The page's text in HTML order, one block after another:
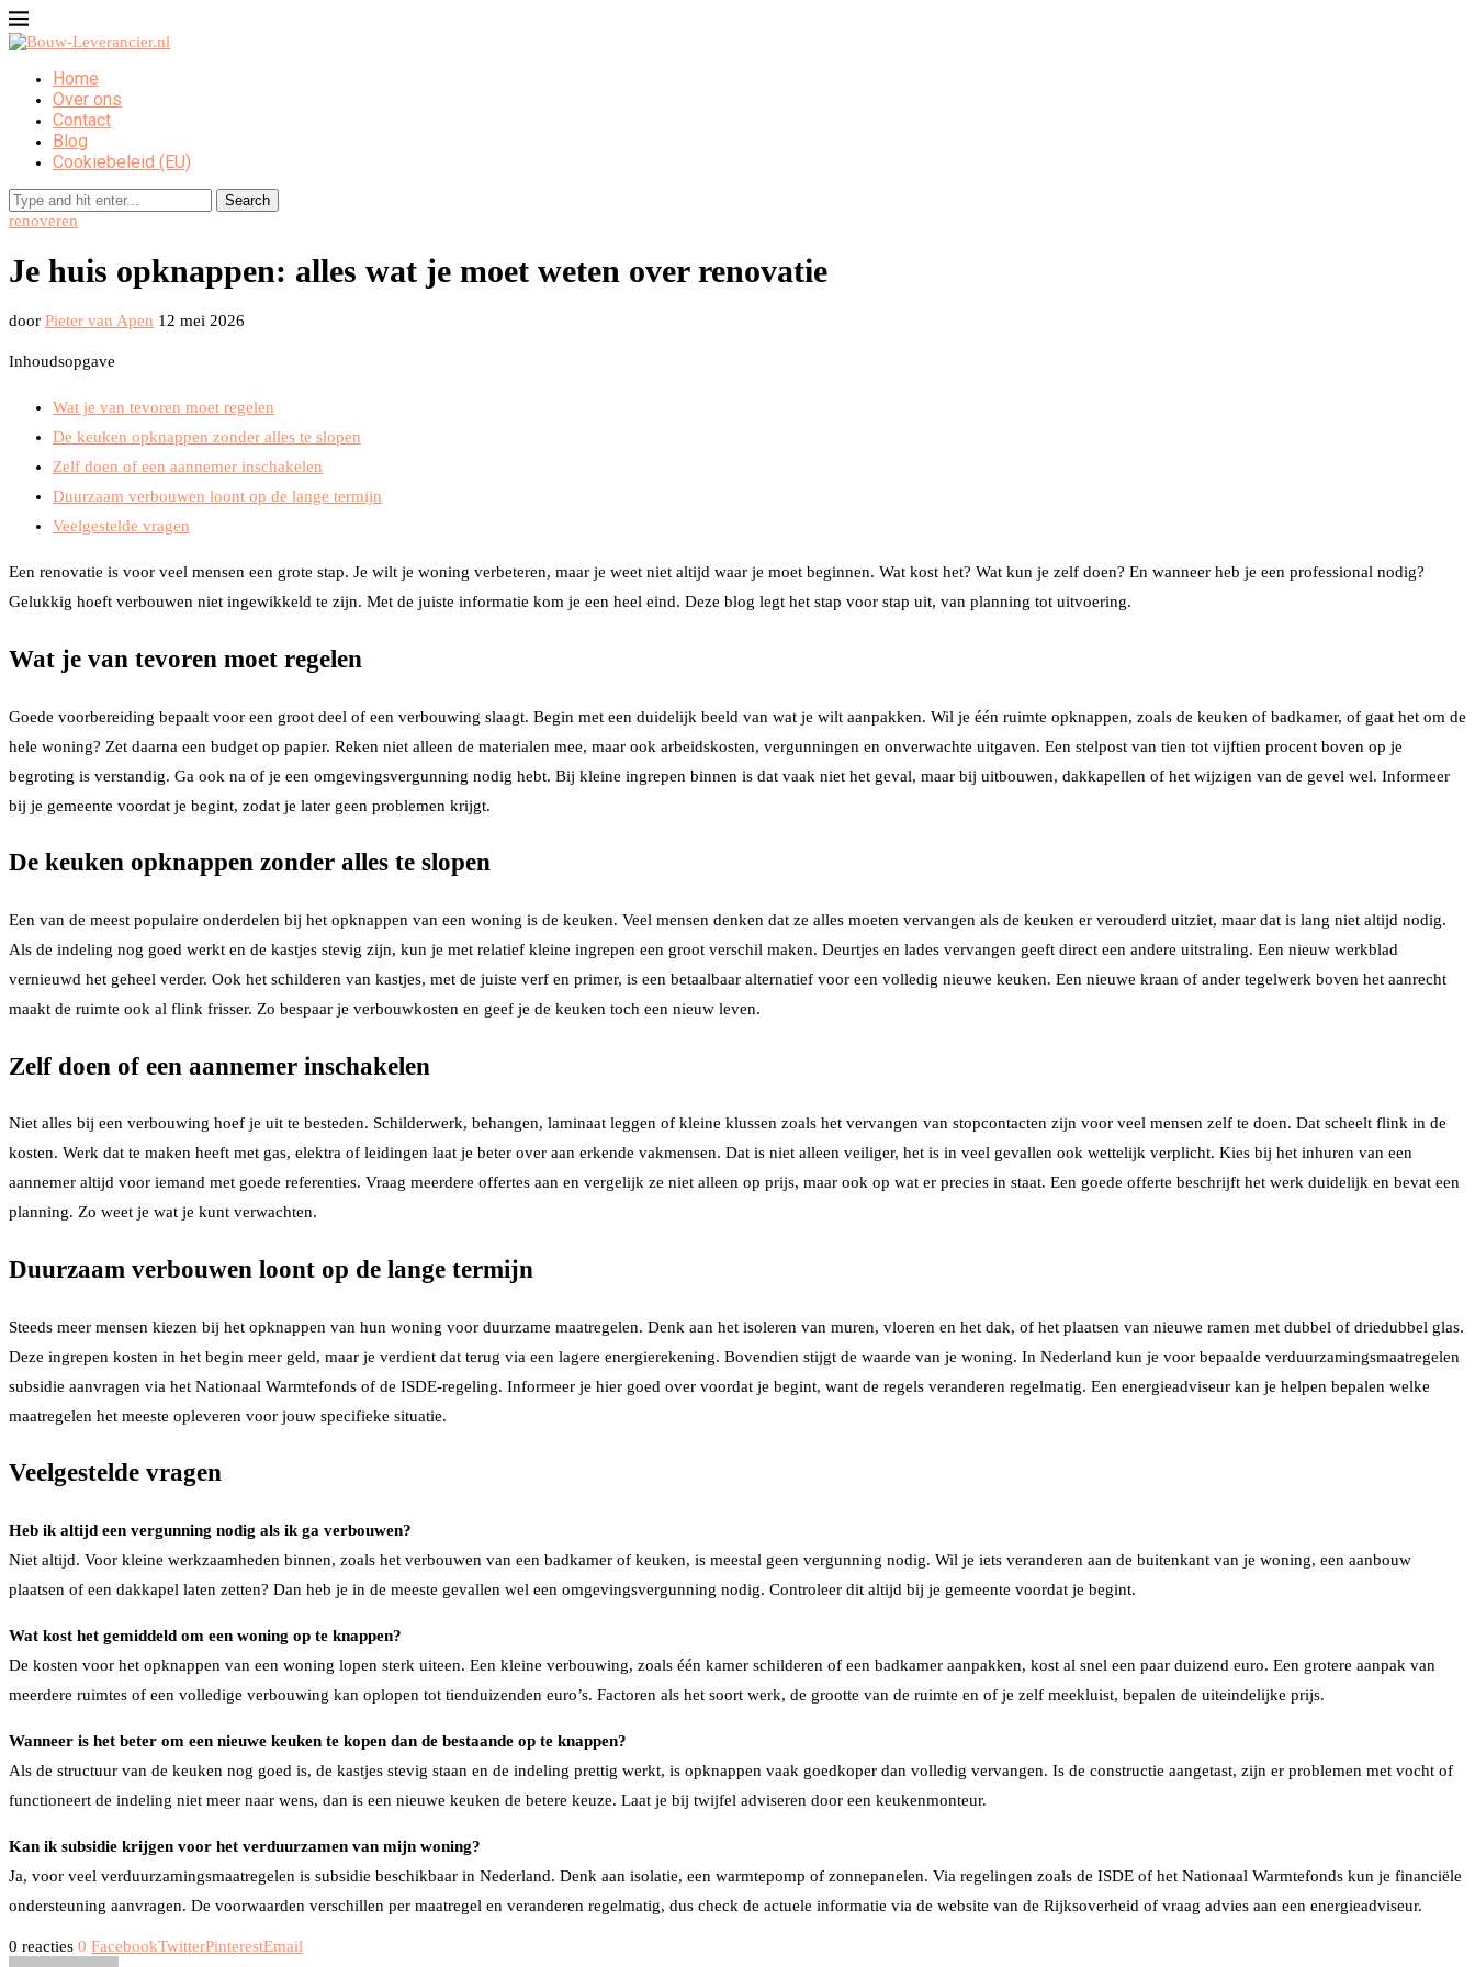
Home
Over ons
Contact
Blog
Cookiebeleid (EU)
Search
renoveren
Je huis opknappen: alles wat je moet weten over renovatie
door Pieter van Apen 12 mei 2026
Inhoudsopgave
Wat je van tevoren moet regelen
De keuken opknappen zonder alles te slopen
Zelf doen of een aannemer inschakelen
Duurzaam verbouwen loont op de lange termijn
Veelgestelde vragen
Een renovatie is voor veel mensen een grote stap. Je wilt je woning verbeteren, maar je weet niet altijd waar je moet beginnen. Wat kost het? Wat kun je zelf doen? En wanneer heb je een professional nodig?
Gelukkig hoeft verbouwen niet ingewikkeld te zijn. Met de juiste informatie kom je een heel eind. Deze blog legt het stap voor stap uit, van planning tot uitvoering.
Wat je van tevoren moet regelen
Goede voorbereiding bepaalt voor een groot deel of een verbouwing slaagt. Begin met een duidelijk beeld van wat je wilt aanpakken. Wil je één ruimte opknappen, zoals de keuken of badkamer, of gaat het om de
hele woning? Zet daarna een budget op papier. Reken niet alleen de materialen mee, maar ook arbeidskosten, vergunningen en onverwachte uitgaven. Een stelpost van tien tot vijftien procent boven op je
begroting is verstandig. Ga ook na of je een omgevingsvergunning nodig hebt. Bij kleine ingrepen binnen is dat vaak niet het geval, maar bij uitbouwen, dakkapellen of het wijzigen van de gevel wel. Informeer
bij je gemeente voordat je begint, zodat je later geen problemen krijgt.
De keuken opknappen zonder alles te slopen
Een van de meest populaire onderdelen bij het opknappen van een woning is de keuken. Veel mensen denken dat ze alles moeten vervangen als de keuken er verouderd uitziet, maar dat is lang niet altijd nodig.
Als de indeling nog goed werkt en de kastjes stevig zijn, kun je met relatief kleine ingrepen een groot verschil maken. Deurtjes en lades vervangen geeft direct een andere uitstraling. Een nieuw werkblad
vernieuwd het geheel verder. Ook het schilderen van kastjes, met de juiste verf en primer, is een betaalbaar alternatief voor een volledig nieuwe keuken. Een nieuwe kraan of ander tegelwerk boven het aanrecht
maakt de ruimte ook al flink frisser. Zo bespaar je verbouwkosten en geef je de keuken toch een nieuw leven.
Zelf doen of een aannemer inschakelen
Niet alles bij een verbouwing hoef je uit te besteden. Schilderwerk, behangen, laminaat leggen of kleine klussen zoals het vervangen van stopcontacten zijn voor veel mensen zelf te doen. Dat scheelt flink in de
kosten. Werk dat te maken heeft met gas, elektra of leidingen laat je beter over aan erkende vakmensen. Dat is niet alleen veiliger, het is in veel gevallen ook wettelijk verplicht. Kies bij het inhuren van een
aannemer altijd voor iemand met goede referenties. Vraag meerdere offertes aan en vergelijk ze niet alleen op prijs, maar ook op wat er precies in staat. Een goede offerte beschrijft het werk duidelijk en bevat een
planning. Zo weet je wat je kunt verwachten.
Duurzaam verbouwen loont op de lange termijn
Steeds meer mensen kiezen bij het opknappen van hun woning voor duurzame maatregelen. Denk aan het isoleren van muren, vloeren en het dak, of het plaatsen van nieuwe ramen met dubbel of driedubbel glas.
Deze ingrepen kosten in het begin meer geld, maar je verdient dat terug via een lagere energierekening. Bovendien stijgt de waarde van je woning. In Nederland kun je voor bepaalde verduurzamingsmaatregelen
subsidie aanvragen via het Nationaal Warmtefonds of de ISDE-regeling. Informeer je hier goed over voordat je begint, want de regels veranderen regelmatig. Een energieadviseur kan je helpen bepalen welke
maatregelen het meeste opleveren voor jouw specifieke situatie.
Veelgestelde vragen
Heb ik altijd een vergunning nodig als ik ga verbouwen?
Niet altijd. Voor kleine werkzaamheden binnen, zoals het verbouwen van een badkamer of keuken, is meestal geen vergunning nodig. Wil je iets veranderen aan de buitenkant van je woning, een aanbouw
plaatsen of een dakkapel laten zetten? Dan heb je in de meeste gevallen wel een omgevingsvergunning nodig. Controleer dit altijd bij je gemeente voordat je begint.
Wat kost het gemiddeld om een woning op te knappen?
De kosten voor het opknappen van een woning lopen sterk uiteen. Een kleine verbouwing, zoals één kamer schilderen of een badkamer aanpakken, kost al snel een paar duizend euro. Een grotere aanpak van
meerdere ruimtes of een volledige verbouwing kan oplopen tot tienduizenden euro’s. Factoren als het soort werk, de grootte van de ruimte en of je zelf meekluist, bepalen de uiteindelijke prijs.
Wanneer is het beter om een nieuwe keuken te kopen dan de bestaande op te knappen?
Als de structuur van de keuken nog goed is, de kastjes stevig staan en de indeling prettig werkt, is opknappen vaak goedkoper dan volledig vervangen. Is de constructie aangetast, zijn er problemen met vocht of
functioneert de indeling niet meer naar wens, dan is een nieuwe keuken de betere keuze. Laat je bij twijfel adviseren door een keukenmonteur.
Kan ik subsidie krijgen voor het verduurzamen van mijn woning?
Ja, voor veel verduurzamingsmaatregelen is subsidie beschikbaar in Nederland. Denk aan isolatie, een warmtepomp of zonnepanelen. Via regelingen zoals de ISDE of het Nationaal Warmtefonds kun je financiële
ondersteuning aanvragen. De voorwaarden verschillen per maatregel en veranderen regelmatig, dus check de actuele informatie via de website van de Rijksoverheid of vraag advies aan een energieadviseur.
0 reacties 0 FacebookTwitterPinterestEmail